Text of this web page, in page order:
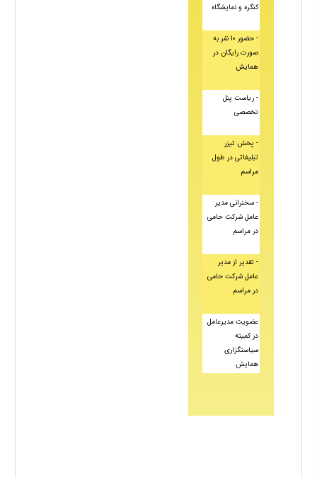
کنگره و نمایشگاه
- حضور 10 نفر به
صورت رايگان در
همایش
- ریاست پنل
تخصصی
- پخش تیزر
تبلیغاتی در طول
مراسم
- سخنرانی مدیر
عامل شرکت حامی
در مراسم
- تقدیر از مدیر
عامل شرکت حامی
در مراسم
عضویت مدیرعامل
در کمیته
سیاستگزاری
همایش